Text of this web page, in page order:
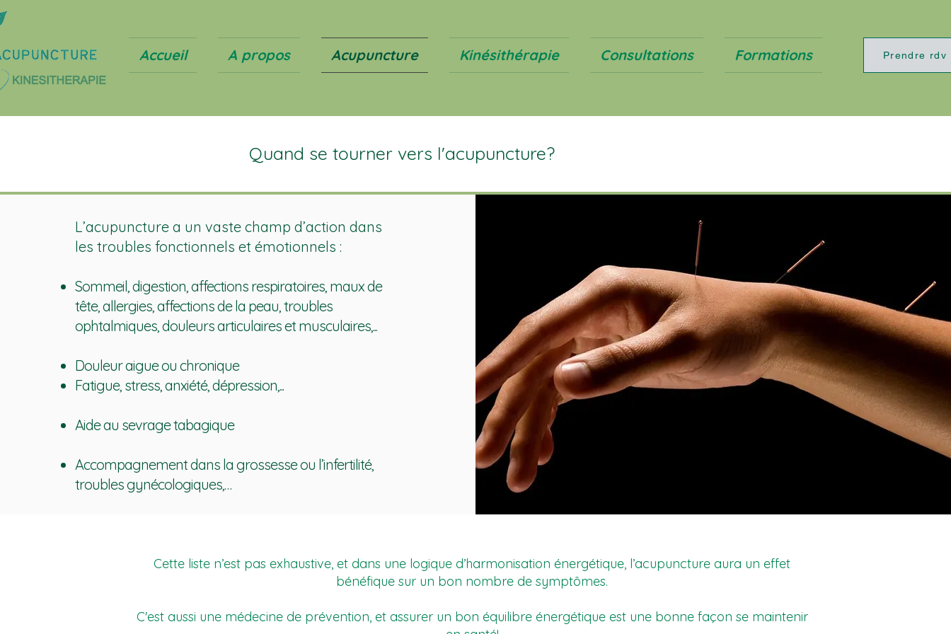
Accueil A propos Acupuncture Kinésithérapie Consultations Formations Prendre rdv
Quand se tourner vers l'acupuncture?
L’acupuncture a un vaste champ d’action dans
les troubles fonctionnels et émotionnels :
Sommeil, digestion, affections respiratoires, maux de
tête, allergies, affections de la peau, troubles
ophtalmiques, douleurs articulaires et musculaires,...
Douleur aigue ou chronique
Fatigue, stress, anxiété, dépression,...
Aide au sevrage tabagique
Accompagnement dans la grossesse ou l’infertilité,
troubles gynécologiques,…
Cette liste n’est pas exhaustive, et dans une logique d’harmonisation énergétique, l’acupuncture aura un effet
bénéfique sur un bon nombre de symptômes.
C'est aussi une médecine de prévention, et assurer un bon équilibre énergétique est une bonne façon se maintenir